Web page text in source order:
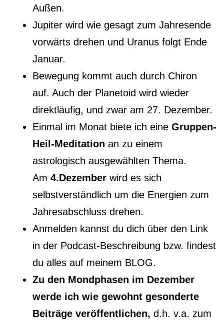
Außen.
Jupiter wird wie gesagt zum Jahresende
vorwärts drehen und Uranus folgt Ende
Januar.
Bewegung kommt auch durch Chiron
auf. Auch der Planetoid wird wieder
direktläufig, und zwar am 27. Dezember.
Einmal im Monat biete ich eine Gruppen-
Heil-Meditation an zu einem
astrologisch ausgewählten Thema.
Am 4.Dezember wird es sich
selbstverständlich um die Energien zum
Jahresabschluss drehen.
Anmelden kannst du dich über den Link
in der Podcast-Beschreibung bzw. findest
du alles auf meinem BLOG.
Zu den Mondphasen im Dezember
werde ich wie gewohnt gesonderte
Beiträge veröffentlichen, d.h. v.a. zum